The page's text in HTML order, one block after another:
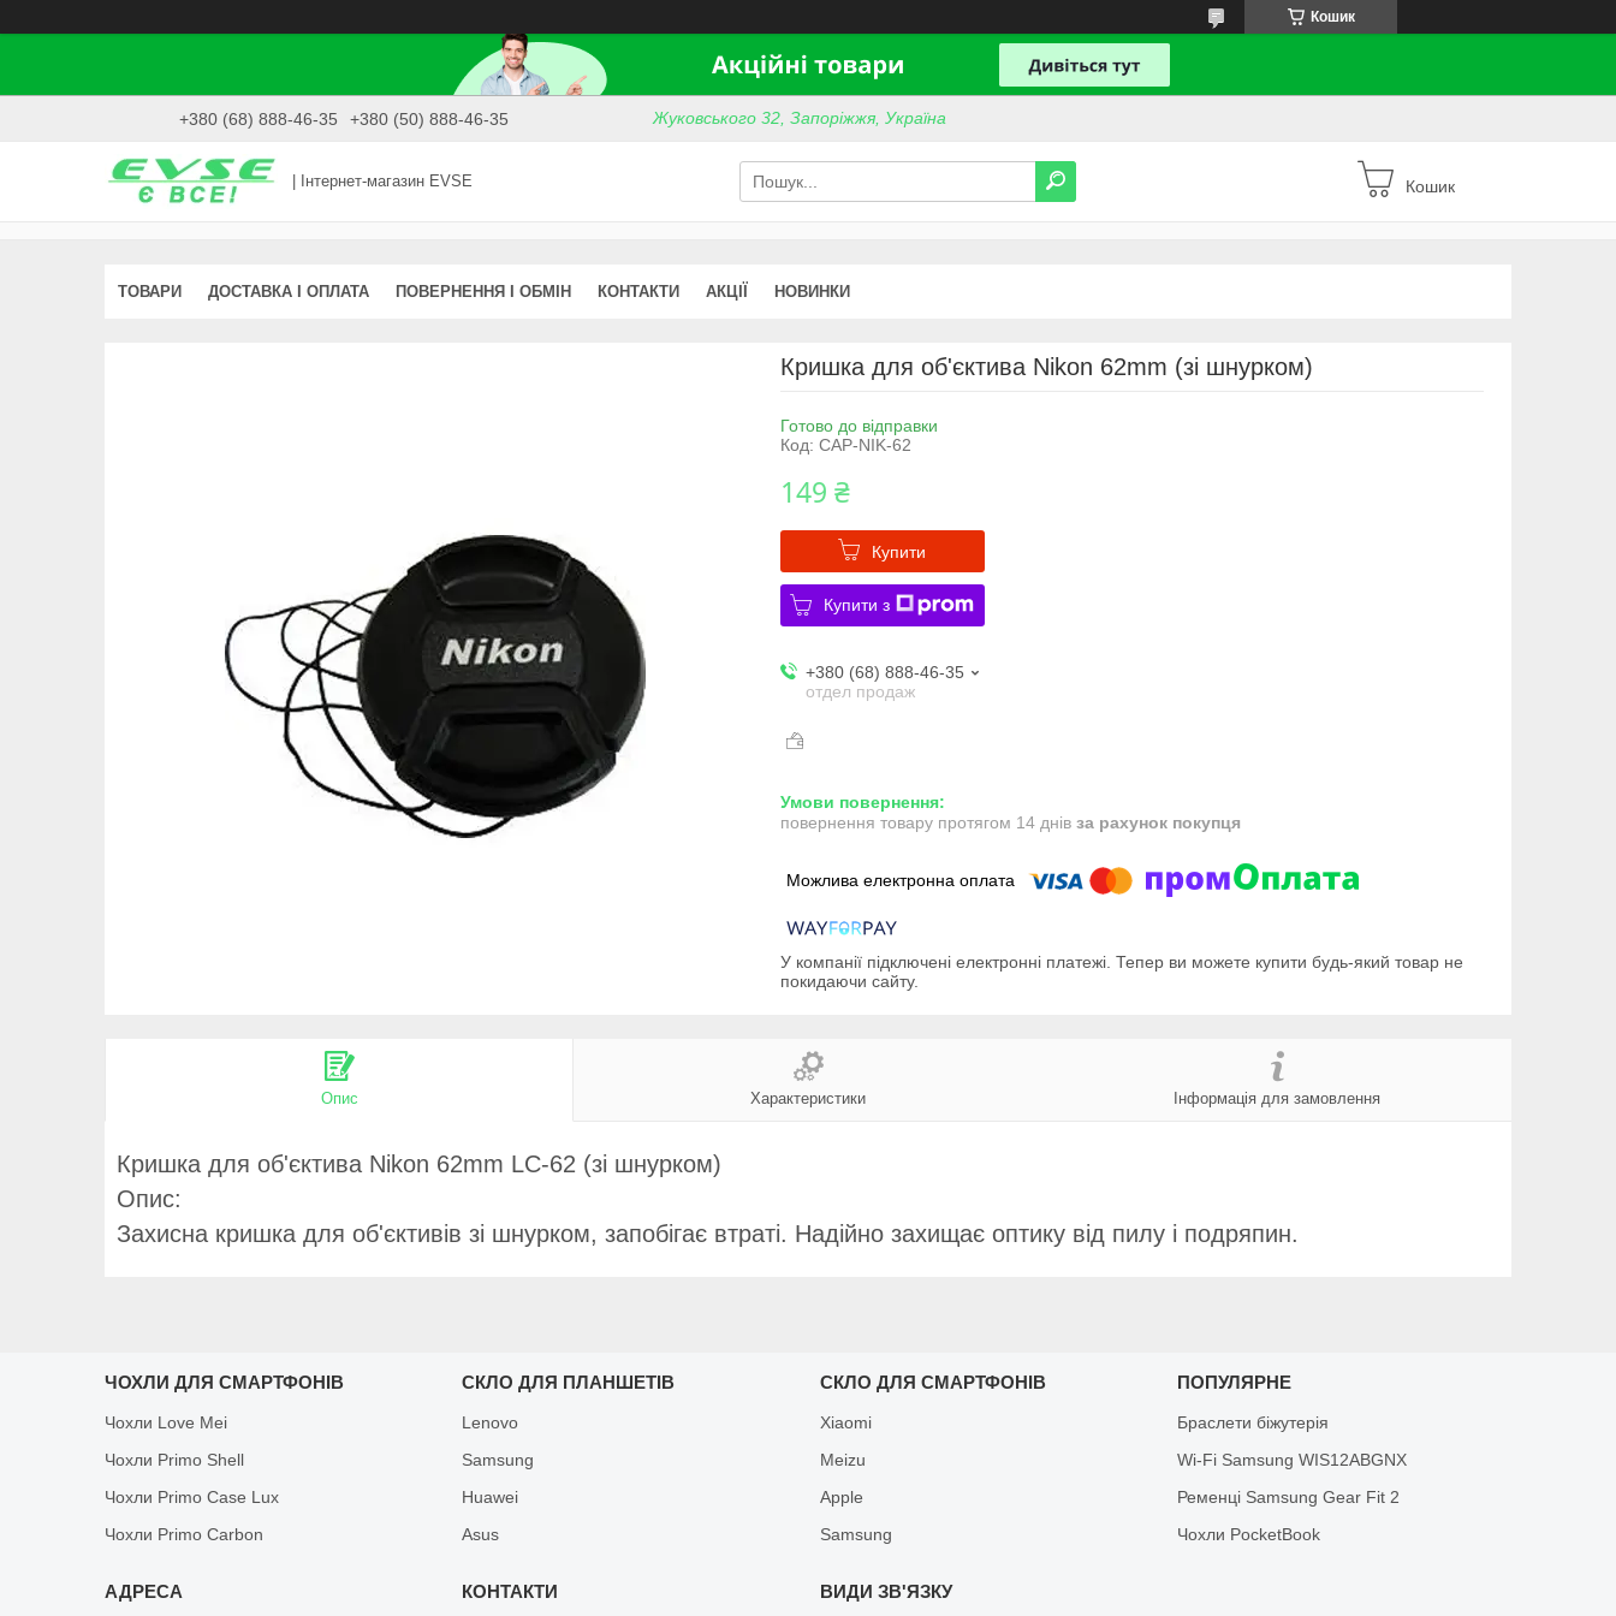
Кошик
+380 (68) 888-46-35 +380 (50) 888-46-35 Жуковського 32, Запоріжжя, Україна
| Інтернет-магазин EVSE Кошик
ТОВАРИ ДОСТАВКА І ОПЛАТА ПОВЕРНЕННЯ І ОБМІН КОНТАКТИ АКЦІЇ НОВИНКИ
Кришка для об'єктива Nikon 62mm (зі шнурком)
Готово до відправки
Код: CAP-NIK-62
149 ₴
Купити
Купити з
+380 (68) 888-46-35
отдел продаж
повернення товару протягом 14 днів за рахунок покупця
У компанії підключені електронні платежі. Тепер ви можете купити будь-який товар не
покидаючи сайту.
Опис Характеристики Інформація для замовлення
Кришка для об'єктива Nikon 62mm LC-62 (зі шнурком)
Опис:
Захисна кришка для об'єктивів зі шнурком, запобігає втраті. Надійно захищає оптику від пилу і подряпин.
ЧОХЛИ ДЛЯ СМАРТФОНІВ
Чохли Love Mei
Чохли Primo Shell
Чохли Primo Case Lux
Чохли Primo Carbon
СКЛО ДЛЯ ПЛАНШЕТІВ
Lenovo
Samsung
Huawei
Asus
СКЛО ДЛЯ СМАРТФОНІВ
Xiaomi
Meizu
Apple
Samsung
ПОПУЛЯРНЕ
Браслети біжутерія
Wi-Fi Samsung WIS12ABGNX
Ременці Samsung Gear Fit 2
Чохли PocketBook